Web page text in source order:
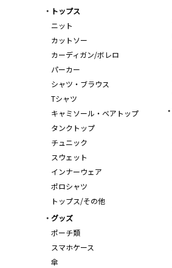
トップス
ニット
カットソー
カーディガン/ボレロ
パーカー
シャツ・ブラウス
Tシャツ
キャミソール・ベアトップ
タンクトップ
チュニック
スウェット
インナーウェア
ポロシャツ
トップス/その他
グッズ
ポーチ類
スマホケース
傘